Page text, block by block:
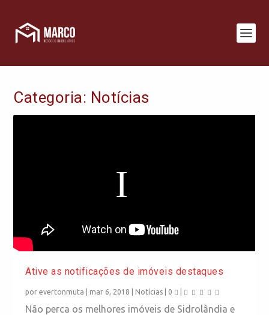
Categoria: Notícias
Ative as notificações de imóveis destaques
porevertonmuta mar 6, 2018 Notícias 0
Não perca os melhores imóveis de Sidrolândia e